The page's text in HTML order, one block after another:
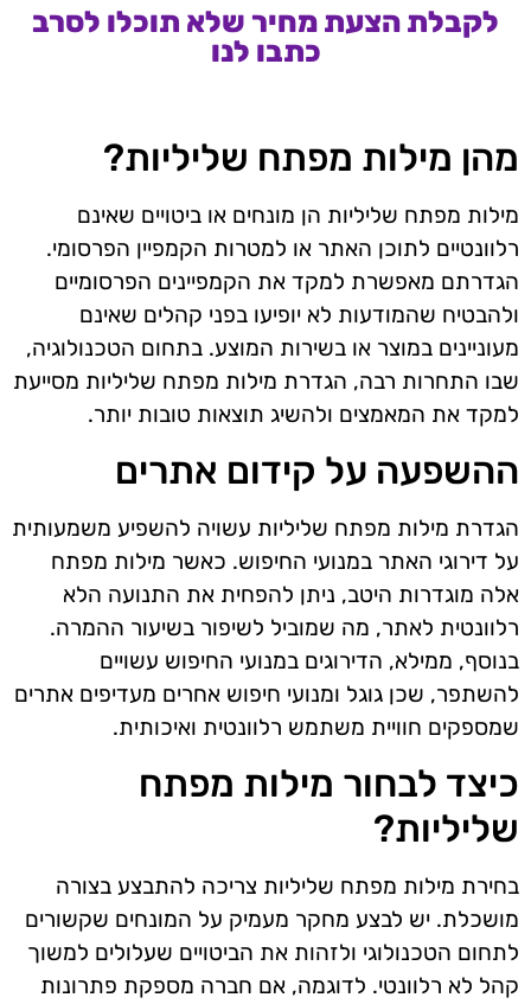
לקבלת הצעת מחיר שלא תוכלו לסרב
כתבו לנו
מהן מילות מפתח שליליות?
מילות מפתח שליליות הן מונחים או ביטויים שאינם
רלוונטיים לתוכן האתר או למטרות הקמפיין הפרסומי.
הגדרתם מאפשרת למקד את הקמפיינים הפרסומיים
ולהבטיח שהמודעות לא יופיעו בפני קהלים שאינם
מעוניינים במוצר או בשירות המוצע. בתחום הטכנולוגיה,
שבו התחרות רבה, הגדרת מילות מפתח שליליות מסייעת
למקד את המאמצים ולהשיג תוצאות טובות יותר.
ההשפעה על קידום אתרים
הגדרת מילות מפתח שליליות עשויה להשפיע משמעותית
על דירוגי האתר במנועי החיפוש. כאשר מילות מפתח
אלה מוגדרות היטב, ניתן להפחית את התנועה הלא
רלוונטית לאתר, מה שמוביל לשיפור בשיעור ההמרה.
בנוסף, ממילא, הדירוגים במנועי החיפוש עשויים
להשתפר, שכן גוגל ומנועי חיפוש אחרים מעדיפים אתרים
שמספקים חוויית משתמש רלוונטית ואיכותית.
כיצד לבחור מילות מפתח
שליליות?
בחירת מילות מפתח שליליות צריכה להתבצע בצורה
מושכלת. יש לבצע מחקר מעמיק על המונחים שקשורים
לתחום הטכנולוגי ולזהות את הביטויים שעלולים למשוך
קהל לא רלוונטי. לדוגמה, אם חברה מספקת פתרונות